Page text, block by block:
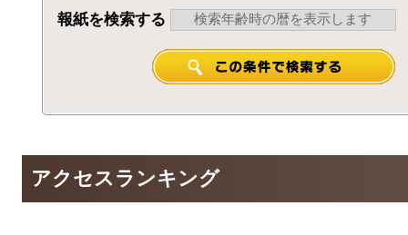
報紙を検索する
アクセスランキング